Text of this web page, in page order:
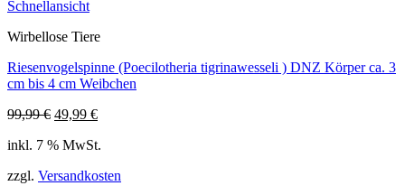
Schnellansicht
Wirbellose Tiere
Riesenvogelspinne (Poecilotheria tigrinawesseli ) DNZ Körper ca. 3
cm bis 4 cm Weibchen
99,99€ Ursprünglicher
war:
49,99 €Aktueller
ist:
inkl. 7 % MwSt.
zzgl. Versandkosten